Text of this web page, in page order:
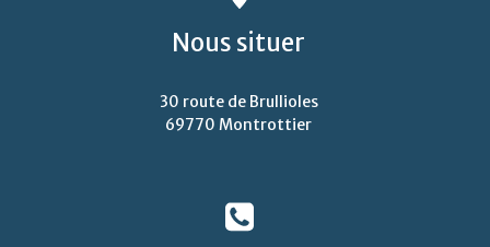
Nous situer
30 route de Brullioles
69770 Montrottier